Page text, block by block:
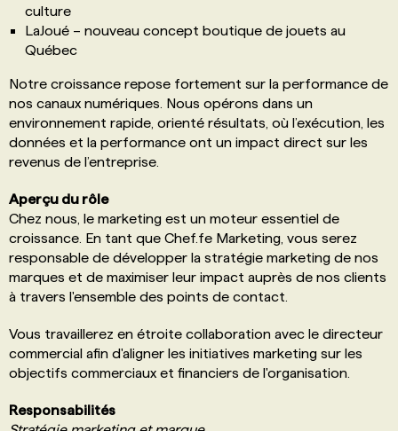
culture
LaJoué – nouveau concept boutique de jouets au
Québec
Notre croissance repose fortement sur la performance de
nos canaux numériques. Nous opérons dans un
environnement rapide, orienté résultats, où l’exécution, les
données et la performance ont un impact direct sur les
revenus de l’entreprise.
Aperçu du rôle
Chez nous, le marketing est un moteur essentiel de
croissance. En tant que Chef.fe Marketing, vous serez
responsable de développer la stratégie marketing de nos
marques et de maximiser leur impact auprès de nos clients
à travers l'ensemble des points de contact.
Vous travaillerez en étroite collaboration avec le directeur
commercial afin d'aligner les initiatives marketing sur les
objectifs commerciaux et financiers de l'organisation.
Responsabilités